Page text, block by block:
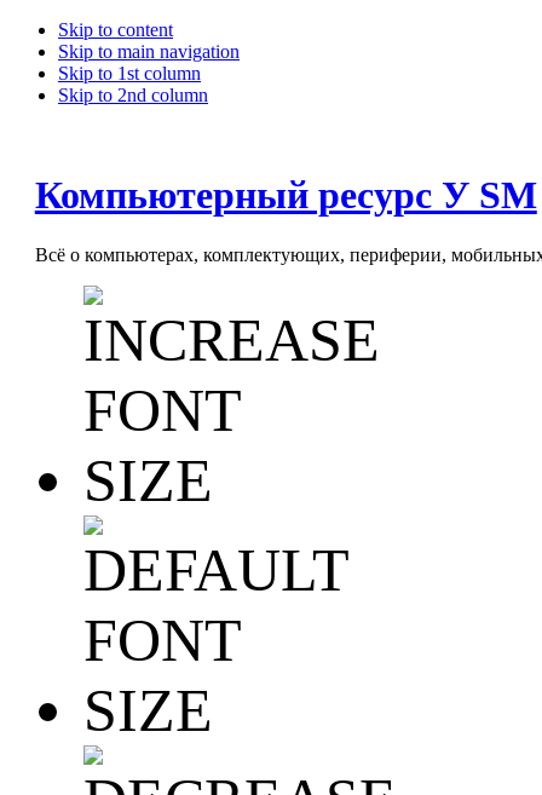
Skip to content
Skip to main navigation
Skip to 1st column
Skip to 2nd column
Компьютерный ресурс У SM
Всё о компьютерах, комплектующих, периферии, мобильных